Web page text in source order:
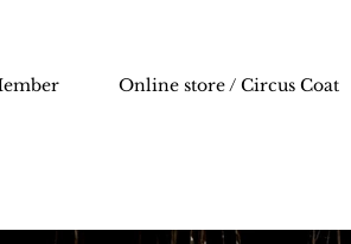
Online store / Circus Coat